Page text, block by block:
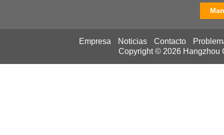
Empresa Noticias Contacto
Copyright © 2026 Hangzhou